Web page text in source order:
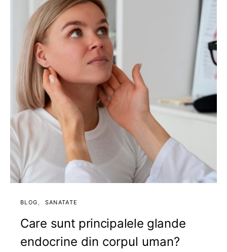
BLOG SANATATE
Care sunt principalele glande
endocrine din corpul uman?